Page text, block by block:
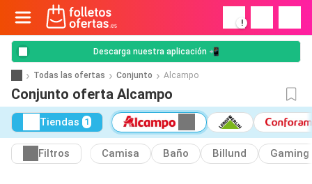
!
Descarga nuestra aplicación 📲
Todas las ofertas Conjunto Alcampo
Conjunto oferta Alcampo
Tiendas 1
Filtros Camisa Baño Billund Gaming